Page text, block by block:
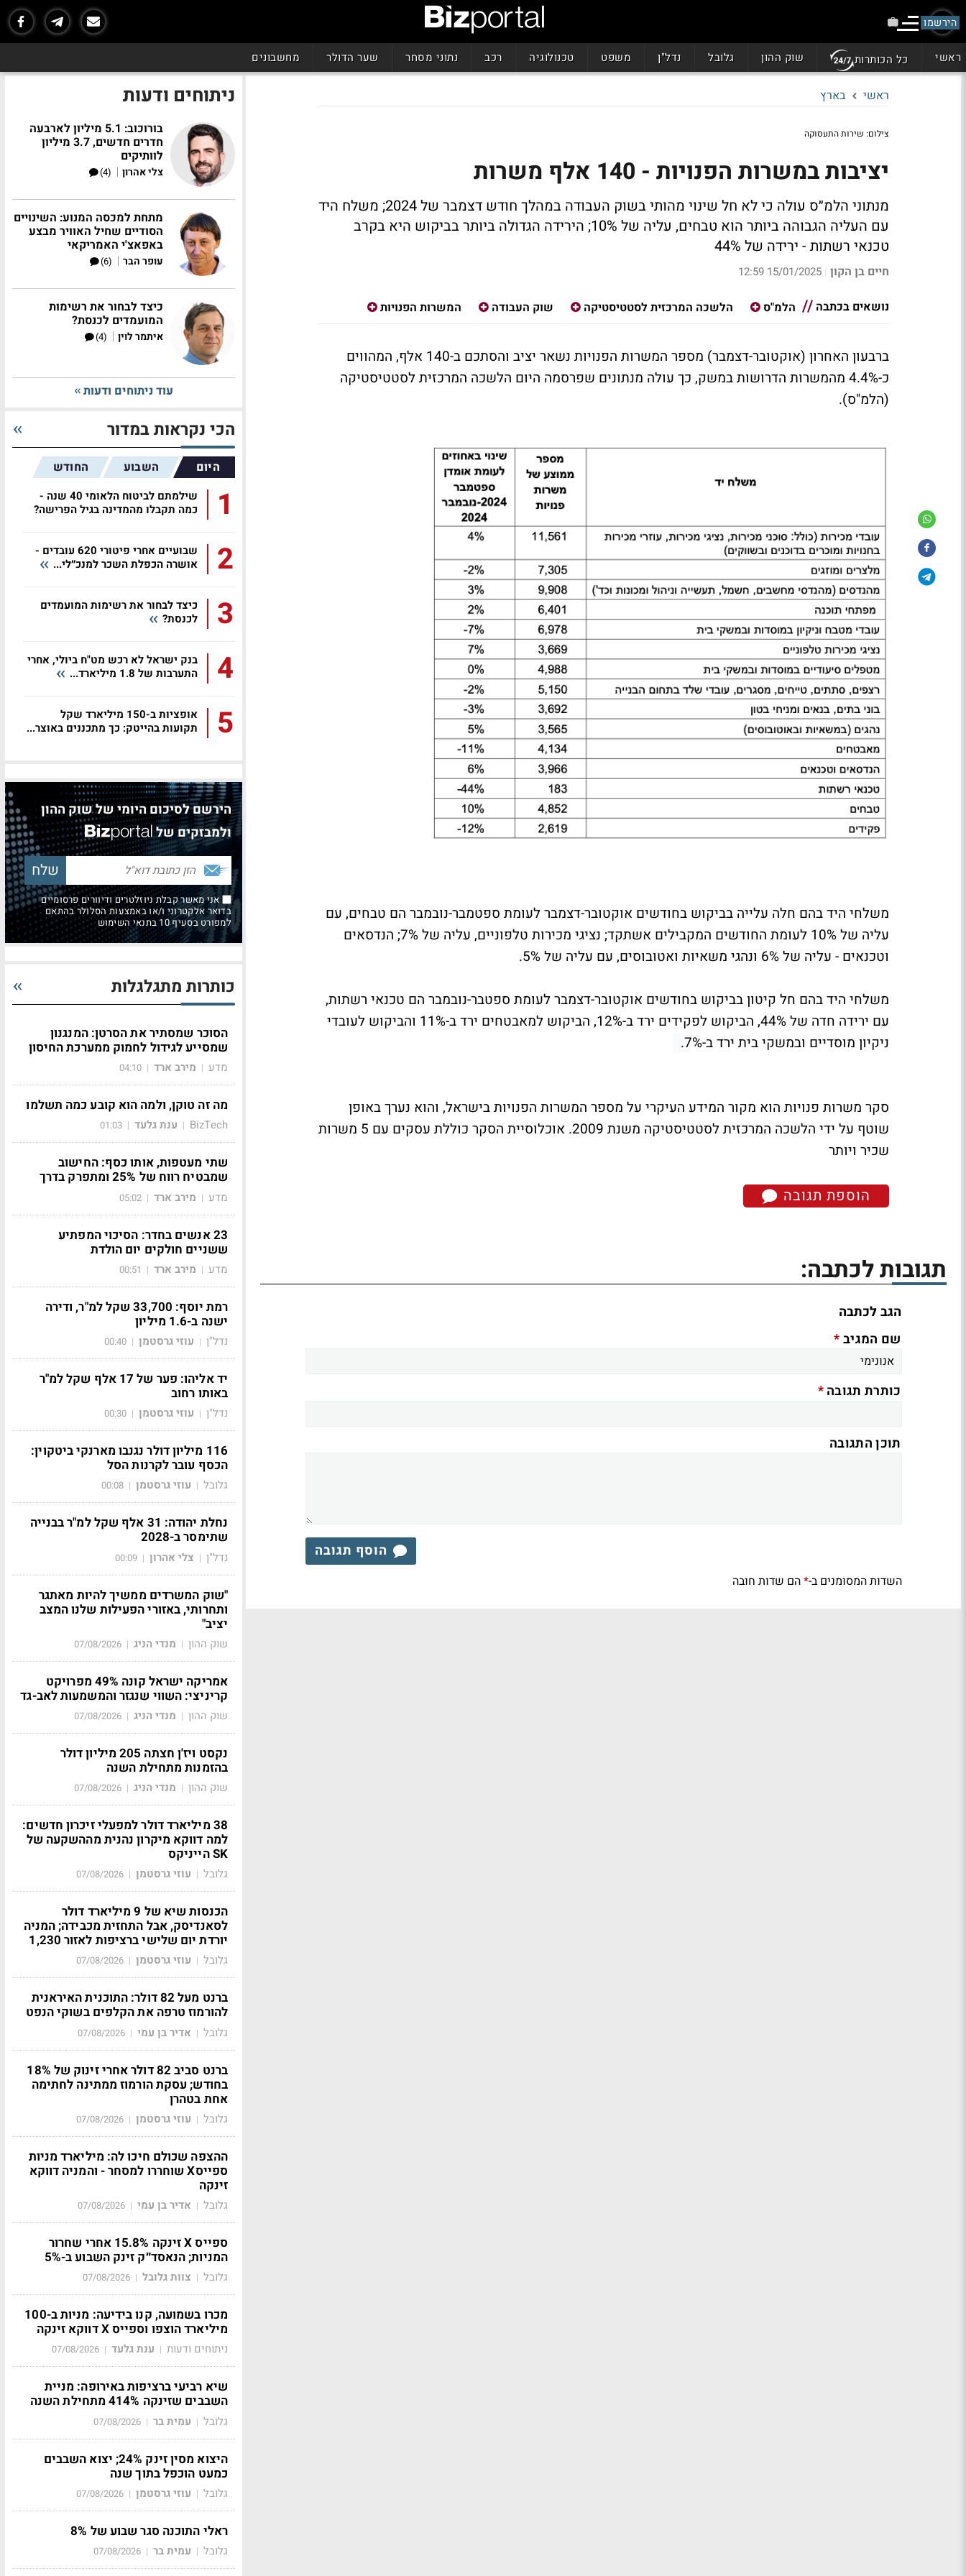
הירשמו
ראשי כל הכותרות שוק ההון גלובל נדל"ן משפט טכנולוגיה רכב נתוני מסחר שער הדולר מחשבונים
ראשי בארץ
צילום: שירות התעסוקה
יציבות במשרות הפנויות - 140 אלף משרות
מנתוני הלמ״ס עולה כי לא חל שינוי מהותי בשוק העבודה במהלך חודש דצמבר של 2024; משלח היד
עם העליה הגבוהה ביותר הוא טבחים, עליה של 10%; הירידה הגדולה ביותר בביקוש היא בקרב
טכנאי רשתות - ירידה של 44%
חיים בן הקון |
15/01/2025 12:59
נושאים בכתבה הלמ"ס הלשכה המרכזית לסטטיסטיקה שוק העבודה המשרות הפנויות
ברבעון האחרון (אוקטובר-דצמבר) מספר המשרות הפנויות נשאר יציב והסתכם ב-140 אלף, המהווים
כ-4.4% מהמשרות הדרושות במשק,
כך עולה מנתונים שפרסמה היום הלשכה המרכזית לסטטיסטיקה
(הלמ"ס).
משלחי היד בהם חלה עלייה בביקוש בחודשים אוקטובר-דצמבר לעומת ספטמבר-נובמבר הם טבחים, עם
עליה של 10% לעומת החודשים המקבילים אשתקד; נציגי מכירות טלפוניים, עליה של 7%; הנדסאים
וטכנאים - עליה של 6% ונהגי משאיות ואטובוסים, עם עליה של 5%.
משלחי היד בהם חל קיטון בביקוש בחודשים אוקטובר-דצמבר לעומת ספטבר-נובמבר הם טכנאי רשתות,
עם ירידה חדה של 44%, הביקוש לפקידים ירד ב-12%, הביקוש למאבטחים ירד ב-11% והביקוש לעובדי
ניקיון מוסדיים ובמשקי בית ירד ב-7%.
סקר משרות פנויות הוא מקור המידע העיקרי על מספר המשרות הפנויות בישראל, והוא נערך באופן
שוטף על ידי הלשכה המרכזית לסטטיסטיקה משנת 2009. אוכלוסיית הסקר כוללת עסקים עם 5 משרות
שכיר ויותר
הוספת תגובה
תגובות לכתבה:
הגב לכתבה
שם המגיב*
כותרת תגובה*
תוכן התגובה
הוסף תגובה
השדות המסומנים ב-*הם שדות חובה
ניתוחים ודעות
בורוכוב: 5.1 מיליון לארבעה
חדרים חדשים, 3.7 מיליון
לוותיקים
צלי אהרון |
(4)
מתחת למכסה המנוע: השינויים
הסודיים שחיל האוויר מבצע
באפאצ'י האמריקאי
עופר הבר |
(6)
כיצד לבחור את רשימות
המועמדים לכנסת?
איתמר לוין |
(4)
עוד ניתוחים ודעות
הכי נקראות במדור
היום השבוע החודש
1
שילמתם לביטוח הלאומי 40 שנה -
כמה תקבלו מהמדינה בגיל הפרישה?
2
שבועיים אחרי פיטורי 620 עובדים -
אושרה הכפלת השכר למנכ״לי...
3
כיצד לבחור את רשימות המועמדים
לכנסת?
4
בנק ישראל לא רכש מט"ח ביולי, אחרי
התערבות של 1.8 מיליארד...
5
אופציות ב-150 מיליארד שקל
תקועות בהייטק: כך מתכננים באוצר...
הירשם לסיכום היומי של שוק ההון
ולמבזקים של
אני מאשר קבלת ניוזלטרים ודיוורים פרסומיים
בדואר אלקטרוני ו/או באמצעות הסלולר בהתאם
למפורט בסעיף 10 בתנאי השימוש
כותרות מתגלגלות
הסוכר שמסתיר את הסרטן: המנגנון
שמסייע לגידול לחמוק ממערכת החיסון
מדע | מירב ארד |
04:10
מה זה טוקן, ולמה הוא קובע כמה תשלמו
BizTech
| ענת גלעד |
01:03
שתי מעטפות, אותו כסף: החישוב
שמבטיח רווח של 25% ומתפרק בדרך
מדע | מירב ארד |
05:02
23 אנשים בחדר: הסיכוי המפתיע
ששניים חולקים יום הולדת
מדע | מירב ארד |
00:51
רמת יוסף: 33,700 שקל למ"ר, ודירה
ישנה ב-1.6 מיליון
נדל"ן | עוזי גרסטמן |
00:40
יד אליהו: פער של 17 אלף שקל למ"ר
באותו רחוב
נדל"ן | עוזי גרסטמן |
00:30
116 מיליון דולר נגנבו מארנקי ביטקוין:
הכסף עובר לקרנות הסל
גלובל | עוזי גרסטמן |
00:08
נחלת יהודה: 31 אלף שקל למ"ר בבנייה
שתימסר ב-2028
נדל"ן | צלי אהרון |
00:09
"שוק המשרדים ממשיך להיות מאתגר
ותחרותי, באזורי הפעילות שלנו המצב
יציב"
שוק ההון | מנדי הניג |
07/08/2026
אמריקה ישראל קונה 49% מפרויקט
קריניצי: השווי שנגזר והמשמעות לאב-גד
שוק ההון | מנדי הניג |
07/08/2026
נקסט ויז'ן חצתה 205 מיליון דולר
בהזמנות מתחילת השנה
שוק ההון | מנדי הניג |
07/08/2026
38 מיליארד דולר למפעלי זיכרון חדשים:
למה דווקא מיקרון נהנית מההשקעה של
SK הייניקס
גלובל | עוזי גרסטמן |
07/08/2026
הכנסות שיא של 9 מיליארד דולר
לסאנדיסק, אבל התחזית מכבידה; המניה
יורדת יום שלישי ברציפות לאזור 1,230
גלובל | עוזי גרסטמן |
07/08/2026
ברנט מעל 82 דולר: התוכנית האיראנית
להורמוז טרפה את הקלפים בשוקי הנפט
גלובל | אדיר בן עמי |
07/08/2026
ברנט סביב 82 דולר אחרי זינוק של 18%
בחודש; עסקת הורמוז ממתינה לחתימה
אחת בטהרן
גלובל | עוזי גרסטמן |
07/08/2026
ההצפה שכולם חיכו לה: מיליארד מניות
ספייסX שוחררו למסחר - והמניה דווקא
זינקה
גלובל | אדיר בן עמי |
07/08/2026
ספייס X זינקה 15.8% אחרי שחרור
המניות; הנאסד״ק זינק השבוע ב-5%
גלובל | צוות גלובל |
07/08/2026
מכרו בשמועה, קנו בידיעה: מניות ב-100
מיליארד הוצפו וספייס X דווקא זינקה
ניתוחים ודעות | ענת גלעד |
07/08/2026
שיא רביעי ברציפות באירופה: מניית
השבבים שזינקה 414% מתחילת השנה
גלובל | עמית בר |
07/08/2026
היצוא מסין זינק 24%; יצוא השבבים
כמעט הוכפל בתוך שנה
גלובל | עוזי גרסטמן |
07/08/2026
ראלי התוכנה סגר שבוע של 8%
גלובל | עמית בר |
07/08/2026